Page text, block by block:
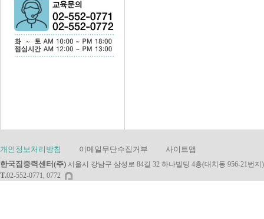
개인정보처리방침 이메일무단수집거부
사이트맵
한국집중력센터(주) 서울시 강남구 삼성로 84길 32 하나빌딩 4층(대치동 956-21번지)
T.02-552-0771, 0772